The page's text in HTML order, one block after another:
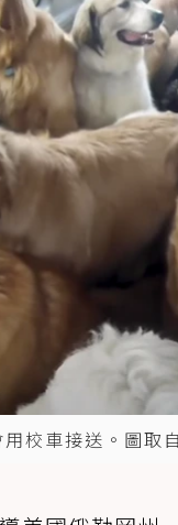
校車接送。圖取